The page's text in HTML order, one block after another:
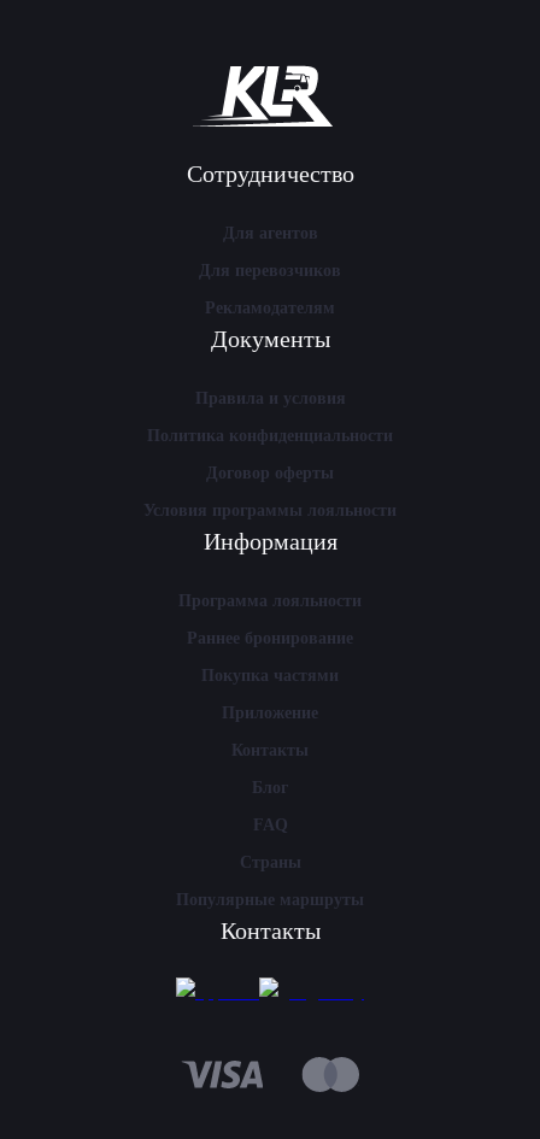
Сотрудничество
Для агентов
Для перевозчиков
Рекламодателям
Документы
Правила и условия
Политика конфиденциальности
Договор оферты
Условия программы лояльности
Информация
Программа лояльности
Раннее бронирование
Покупка частями
Приложение
Контакты
Блог
FAQ
Страны
Популярные маршруты
Контакты